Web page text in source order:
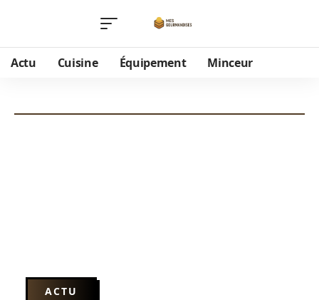
Actu Cuisine Équipement Minceur
ACTU